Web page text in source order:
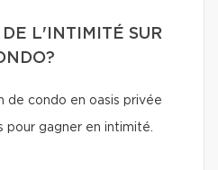
L'INTIMITÉ SUR
de condo en oasis privée
pour gagner en intimité.